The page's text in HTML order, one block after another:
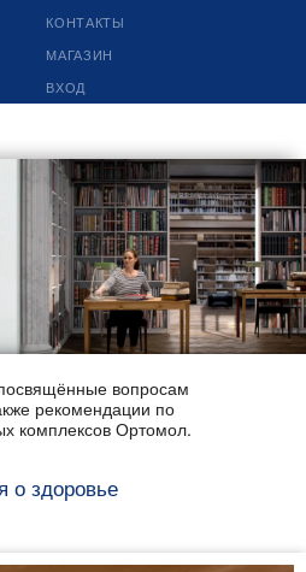
КОНТАКТЫ
МАГАЗИН
ВХОД
вопросам
рекомендации по
комплексов Ортомол.
о здоровье